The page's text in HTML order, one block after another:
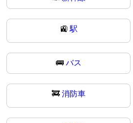
🚉駅
🚌 バス
🚒 消防車